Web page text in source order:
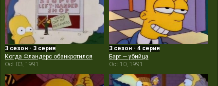
3 сезон - 3 серия
Когда Фландерс обанкротился
Oct 03, 1991
3 сезон - 4 серия
Барт — убийца
Oct 10, 1991